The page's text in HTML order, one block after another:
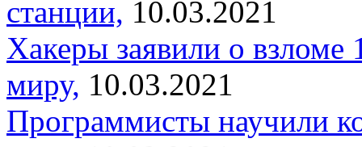
станции, 10.03.2021
Хакеры заявили о
миру, 10.03.2021
Программисты научили